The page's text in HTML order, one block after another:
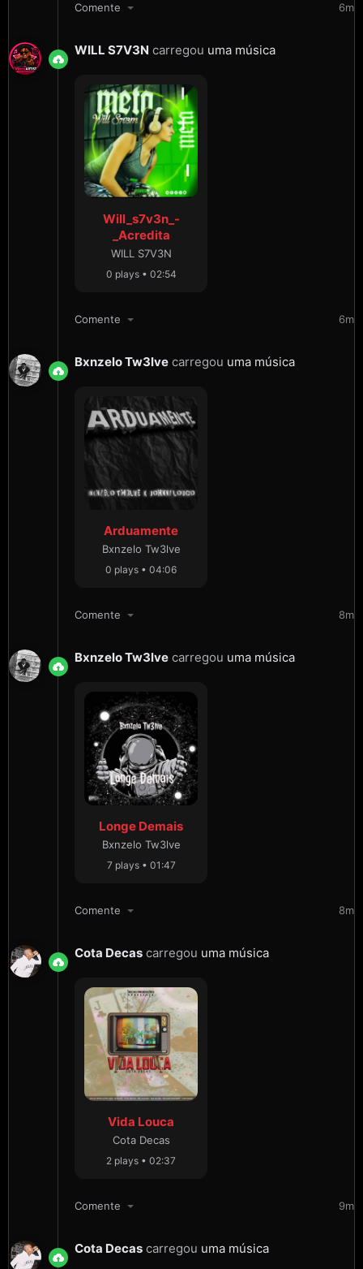
Comente 6m
WILL S7V3N carregou uma música
Will_s7v3n_-
_Acredita
WILL S7V3N
0 plays • 02:54
Comente 6m
Bxnzelo Tw3lve carregou uma música
Arduamente
Bxnzelo Tw3lve
0 plays • 04:06
Comente 8m
Bxnzelo Tw3lve carregou uma música
Longe Demais
Bxnzelo Tw3lve
7 plays • 01:47
Comente 8m
Cota Decas carregou uma música
Vida Louca
Cota Decas
2 plays • 02:37
Comente 9m
Cota Decas carregou uma música